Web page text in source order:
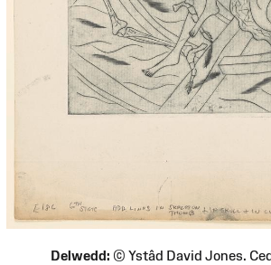
Delwedd: © Ystâd David Jones.